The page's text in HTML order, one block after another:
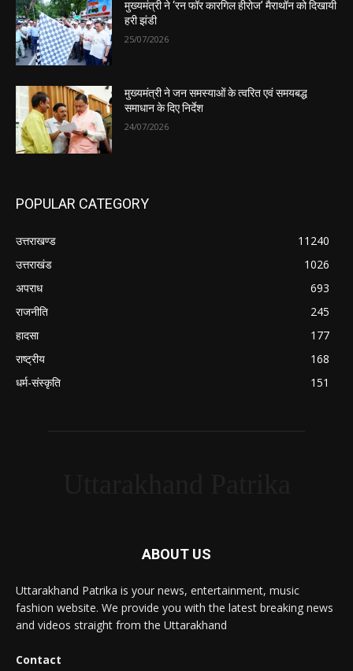
मुख्यमंत्री ने ‘रन फॉर कारगिल हीरोज’ मैराथॉन को दिखायी
हरी झंडी
25/07/2026
मुख्यमंत्री ने जन समस्याओं के त्वरित एवं समयबद्ध
समाधान के दिए निर्देश
24/07/2026
POPULAR CATEGORY
उत्तराखण्ड
11240
उत्तराखंड
1026
अपराध
693
राजनीति
245
हादसा
177
राष्ट्रीय
168
धर्म-संस्कृति
151
ABOUT US
Uttarakhand Patrika is your news, entertainment, music
fashion website. We provide you with the latest breaking news
and videos straight from the Uttarakhand
Contact